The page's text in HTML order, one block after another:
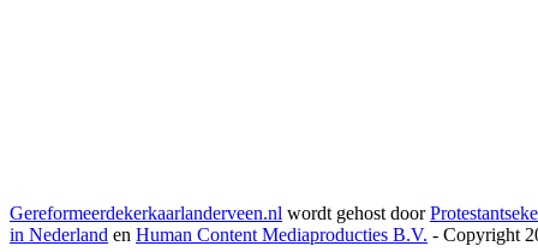
Gereformeerdekerkaarlanderveen.nl wordt gehost door
in Nederland en Human Content Mediaproducties B.V. - Copyright